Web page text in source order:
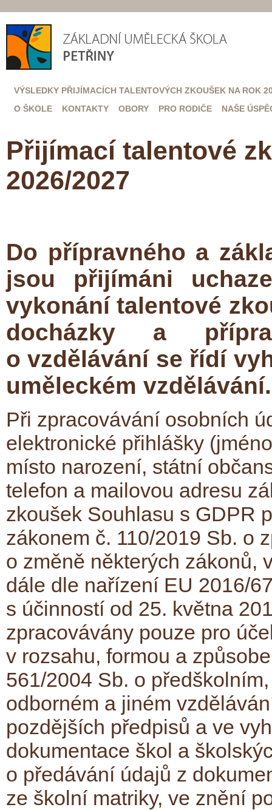
VÝSLEDKY PŘIJÍMACÍCH TALENTOVÝCH ZKOUŠEK NA ROK
O ŠKOLE
KONTAKTY OBORY PRO RODIČE NAŠE
Přijímací talentové
2026/2027
Do přípravného a
jsou přijímáni
vykonání talentové
docházky a
o vzdělávání se řídí
uměleckém
Při zpracovávání osobních
elektronické přihlášky
místo narození, státní
telefon a mailovou adresu
zkoušek Souhlasu s GDPR
zákonem č. 110/2019 Sb. o
o změně některých zákonů,
dále dle nařízení EU 2016/
s účinností od 25. května
zpracovávány pouze pro
v rozsahu, formou a
561/2004 Sb. o
odborném a jiném
pozdějších předpisů a ve
dokumentace škol a
o předávání údajů z
ze školní matriky, ve znění